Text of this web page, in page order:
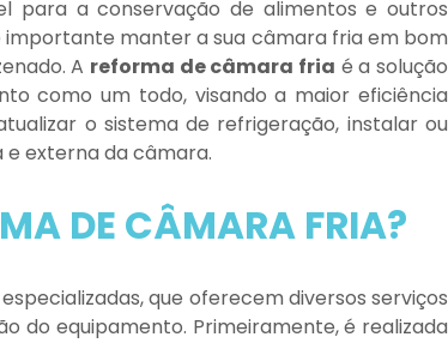
para a conservação de alimentos e outros
manter a sua câmara fria em bom
A reforma de câmara fria é a solução
como um todo, visando a maior eficiência
o sistema de refrigeração, instalar ou
e externa da câmara.
DE CÂMARA FRIA?
que oferecem diversos serviços
do equipamento. Primeiramente, é realizada